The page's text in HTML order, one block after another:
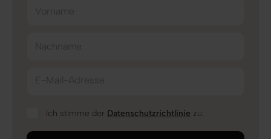
Vorname
Nachname
E-Mail-Adresse
Ich stimme der Datenschutzrichtlinie zu.